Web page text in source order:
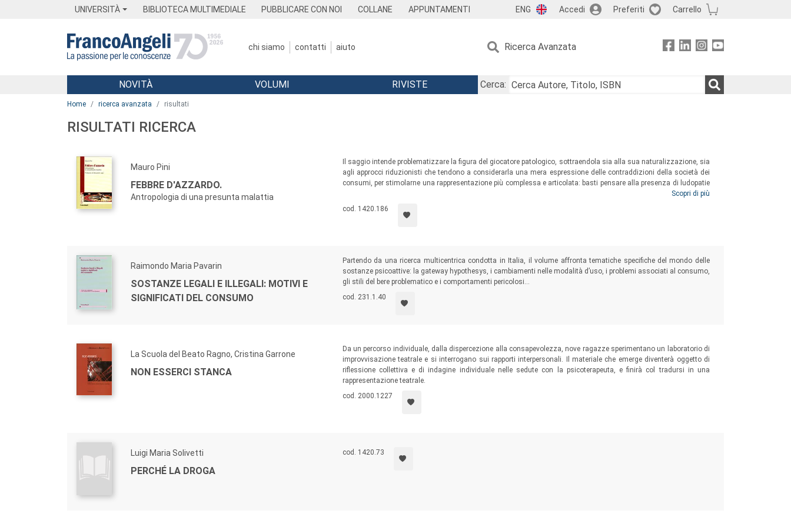
UNIVERSITÀ BIBLIOTECA MULTIMEDIALE PUBBLICARE CON NOI COLLANE APPUNTAMENTI ENG Accedi Preferiti Carrello
chi siamo contatti aiuto Ricerca Avanzata
Menu
NOVITÀ VOLUMI RIVISTE
Cerca:
Home ricerca avanzata risultati
RISULTATI RICERCA
Mauro Pini
FEBBRE D'AZZARDO.
Antropologia di una presunta malattia
Il saggio intende problematizzare la figura del giocatore patologico, sottraendola sia alla sua naturalizzazione, sia
agli approcci riduzionisti che tendono a considerarla una mera espressione delle contraddizioni della società dei
consumi, per stimolarne una rappresentazione più complessa e articolata: basti pensare alla presenza di ludopatie
in epoche preindustriali o in popolazioni indigene precoloniali e, nel contempo, alla loro assenza in diverse aree del
pianeta.
Scopri di più
cod. 1420.186
Raimondo Maria Pavarin
SOSTANZE LEGALI E ILLEGALI: MOTIVI E
SIGNIFICATI DEL CONSUMO
Partendo da una ricerca multicentrica condotta in Italia, il volume affronta tematiche specifiche del mondo delle
sostanze psicoattive: la gateway hypothesys, i cambiamenti nelle modalità d’uso, i problemi associati al consumo,
gli stili del bere problematico e i comportamenti pericolosi…
cod. 231.1.40
La Scuola del Beato Ragno, Cristina Garrone
NON ESSERCI STANCA
Da un percorso individuale, dalla dispercezione alla consapevolezza, nove ragazze sperimentano un laboratorio di
improvvisazione teatrale e si interrogano sui rapporti interpersonali. Il materiale che emerge diventerà oggetto di
riflessione collettiva e di indagine individuale nelle sedute con la psicoterapeuta, e finirà col tradursi in una
rappresentazione teatrale.
cod. 2000.1227
Luigi Maria Solivetti
PERCHÉ LA DROGA
cod. 1420.73